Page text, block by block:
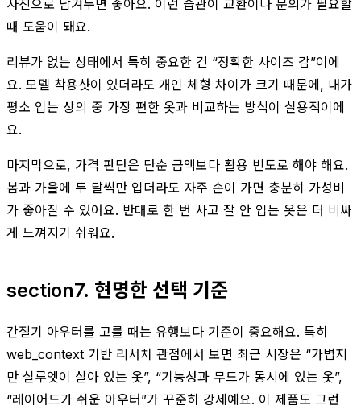
사진으로 남겨두면 좋아요. 이런 습관이 교환이나 문의가 필요할
때 도움이 돼요.
리뷰가 없는 상태에서 특히 중요한 건 “정확한 사이즈 감”이에
요. 모델 착용샷이 있더라도 개인 체형 차이가 크기 때문에, 내가
평소 입는 상의 중 가장 편한 옷과 비교하는 방식이 실용적이에
요.
마지막으로, 가격 판단은 단순 금액보다 활용 빈도로 해야 해요.
봄과 가을에 두 달씩만 입더라도 자주 손이 가면 충분히 가성비
가 좋아질 수 있어요. 반대로 한 번 사고 잘 안 입는 옷은 더 비싸
게 느껴지기 쉬워요.
section7. 현명한 선택 기준
간절기 아우터를 고를 때는 유행보다 기준이 중요해요. 특히
web_context 기반 리서치 관점에서 보면 최근 시장은 “가볍지
만 실루엣이 살아 있는 옷”, “기능성과 무드가 동시에 있는 옷”,
“레이어드가 쉬운 아우터”가 꾸준히 강세예요. 이 제품도 그런